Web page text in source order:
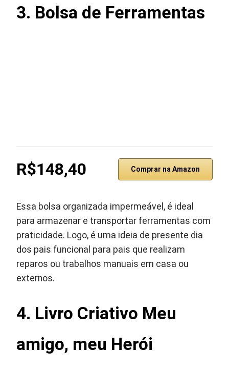
3. Bolsa de Ferramentas
R$148,40 Comprar na Amazon
Essa bolsa organizada impermeável, é ideal
para armazenar e transportar ferramentas com
praticidade. Logo, é uma ideia de presente dia
dos pais funcional para pais que realizam
reparos ou trabalhos manuais em casa ou
externos.
4. Livro Criativo Meu
amigo, meu Herói